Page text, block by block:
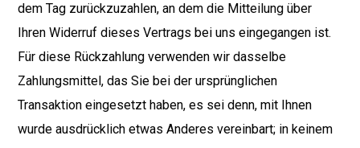
dem Tag zurückzuzahlen, an dem die Mitteilung über
Ihren Widerruf dieses Vertrags bei uns eingegangen ist.
Für diese Rückzahlung verwenden wir dasselbe
Zahlungsmittel, das Sie bei der ursprünglichen
Transaktion eingesetzt haben, es sei denn, mit Ihnen
wurde ausdrücklich etwas Anderes vereinbart; in keinem